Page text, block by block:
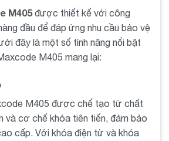
M405được thiết kế với công
đầu để đáp ứng nhu cầu bảo vệ
đây là một số tính năng nổi bật
M405 mang lại:
M405 được chế tạo từ chất
và cơ chế khóa tiên tiến, đảm bảo
cấp. Với khóa điện tử và khóa